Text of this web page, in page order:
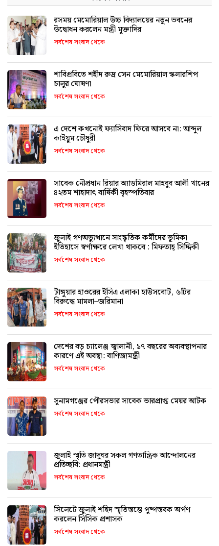
রসময় মেমোরিয়াল উচ্চ বিদ্যালয়ের নতুন ভবনের
উদ্বোধন করলেন মন্ত্রী মুক্তাদির
সর্বশেষ সংবাদ থেকে
শাবিপ্রবিতে শহীদ রুদ্র সেন মেমোরিয়াল স্কলারশিপ
চালুর ঘোষণা
সর্বশেষ সংবাদ থেকে
এ দেশে কখনোই ফ্যাসিবাদ ফিরে আসবে না: আব্দুল
কাইয়ুম চৌধুরী
সর্বশেষ সংবাদ থেকে
সাবেক নৌপ্রধান রিয়ার অ্যাডমিরাল মাহবুব আলী খানের
৪২তম শাহাদাৎ বার্ষিকী বৃহস্পতিবার
সর্বশেষ সংবাদ থেকে
জুলাই গণঅভ্যুত্থানে সাংস্কৃতিক কর্মীদের ভূমিকা
ইতিহাসে স্বর্ণাক্ষরে লেখা থাকবে : মিফতাহ্ সিদ্দিকী
সর্বশেষ সংবাদ থেকে
টাঙ্গুয়ার হাওরের ইসিএ এলাকা হাউসবোট, ৬টির
বিরুদ্ধে মামলা–জরিমানা
সর্বশেষ সংবাদ থেকে
দেশের বড় চ্যালেঞ্জ জ্বালানী, ১৭ বছরের অব্যবস্থাপনার
কারণে এই অবস্থা: বাণিজ্যমন্ত্রী
সর্বশেষ সংবাদ থেকে
সুনামগঞ্জের পৌরসভার সাবেক ভারপ্রাপ্ত মেয়র আটক
সর্বশেষ সংবাদ থেকে
জুলাই স্মৃতি জাদুঘর সকল গণতান্ত্রিক আন্দোলনের
প্রতিচ্ছবি: প্রধানমন্ত্রী
সর্বশেষ সংবাদ থেকে
সিলেটে জুলাই শহিদ স্মৃতিস্তম্ভে পুষ্পস্তবক অর্পণ
করলেন সিসিক প্রশাসক
সর্বশেষ সংবাদ থেকে